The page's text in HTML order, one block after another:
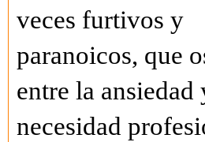
veces furtivos y
paranoicos, que
entre la ansiedad
necesidad